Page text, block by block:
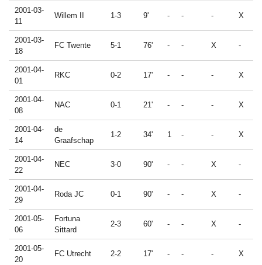
2001-03-
11
Willem II 1-3 9' - - - X
2001-03-
18
FC Twente 5-1 76' - - X -
2001-04-
01
RKC 0-2 17' - - - X
2001-04-
08
NAC 0-1 21' - - - X
2001-04-
14
de
Graafschap
1-2 34' 1 - - X
2001-04-
22
NEC 3-0 90' - - X -
2001-04-
29
Roda JC 0-1 90' - - X -
2001-05-
06
Fortuna
Sittard
2-3 60' - - X -
2001-05-
20
FC Utrecht 2-2 17' - - - X